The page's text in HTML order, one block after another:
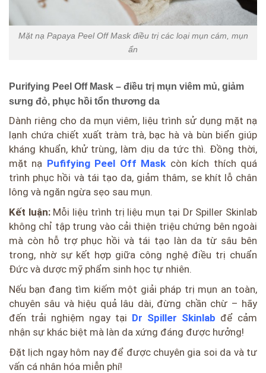
Mặt nạ Papaya Peel Off Mask điều trị các loại mụn cám, mụn
ẩn
Purifying Peel Off Mask – điều trị mụn viêm mủ, giảm
sưng đỏ, phục hồi tổn thương da
Dành riêng cho da mụn viêm, liệu trình sử dụng mặt nạ
lạnh chứa chiết xuất tràm trà, bạc hà và bùn biển giúp
kháng khuẩn, khử trùng, làm dịu da tức thì. Đồng thời,
mặt nạ Pufifying Peel Off Mask còn kích thích quá
trình phục hồi và tái tạo da, giảm thâm, se khít lỗ chân
lông và ngăn ngừa sẹo sau mụn.
Kết luận:Mỗi liệu trình trị liệu mụn tại Dr Spiller Skinlab
không chỉ tập trung vào cải thiện triệu chứng bên ngoài
mà còn hỗ trợ phục hồi và tái tạo làn da từ sâu bên
trong, nhờ sự kết hợp giữa công nghệ điều trị chuẩn
Đức và dược mỹ phẩm sinh học tự nhiên.
Nếu bạn đang tìm kiếm một giải pháp trị mụn an toàn,
chuyên sâu và hiệu quả lâu dài, đừng chần chừ – hãy
đến trải nghiệm ngay tại Dr Spiller Skinlab để cảm
nhận sự khác biệt mà làn da xứng đáng được hưởng!
Đặt lịch ngay hôm nay để được chuyên gia soi da và tư
vấn cá nhân hóa miễn phí!